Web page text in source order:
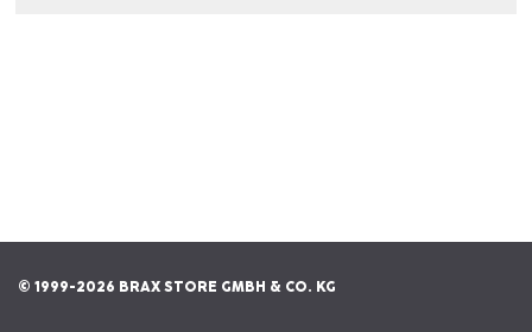
© 1999-2026 BRAX STORE GMBH & CO. KG